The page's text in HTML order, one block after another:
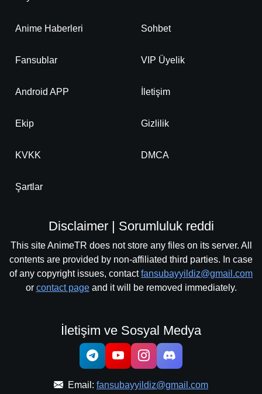
Anime Haberleri Sohbet
Fansublar VIP Üyelik
Android APP İletişim
Ekip Gizlilik
KVKK DMCA
Şartlar
Disclaimer | Sorumluluk reddi
This site AnimeTR does not store any files on its server. All
contents are provided by non-affiliated third parties. In case
of any copyright issues, contactfansubayyildiz@gmail.com
or contact pageand it will be removed immediately.
İletişim ve Sosyal Medya
Email: fansubayyildiz@gmail.com